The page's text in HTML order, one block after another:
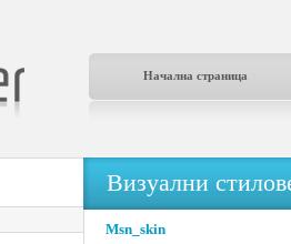
Начална страница
Визуални
Msn_skin